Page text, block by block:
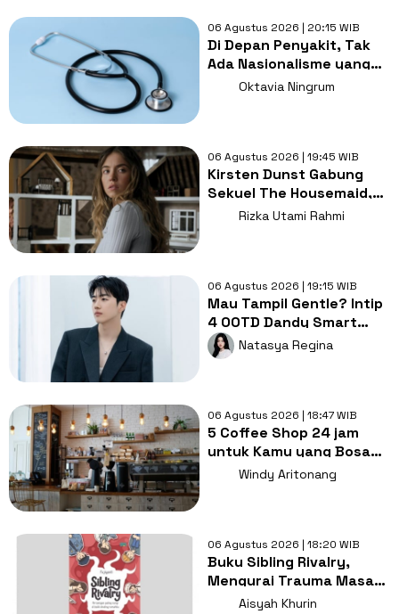
06 Agustus 2026 | 20:15 WIB
Di Depan Penyakit, Tak
Ada Nasionalisme yang
Lebih Penting dari
Oktavia Ningrum
06 Agustus 2026 | 19:45 WIB
Kirsten Dunst Gabung
Sekuel The Housemaid,
Intip Sinopsis dan Jadwal
Rizka Utami Rahmi
06 Agustus 2026 | 19:15 WIB
Mau Tampil Gentle? Intip
4 OOTD Dandy Smart
Casual ala Kang Hoon
Natasya Regina
06 Agustus 2026 | 18:47 WIB
5 Coffee Shop 24 jam
untuk Kamu yang Bosan
Nugas di Kos
Windy Aritonang
06 Agustus 2026 | 18:20 WIB
Buku Sibling Rivalry,
Mengurai Trauma Masa
Kecil dan Persaingan
Aisyah Khurin